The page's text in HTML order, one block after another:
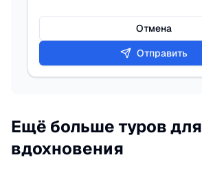
Отмена
Отправить
Ещё больше туров для
вдохновения